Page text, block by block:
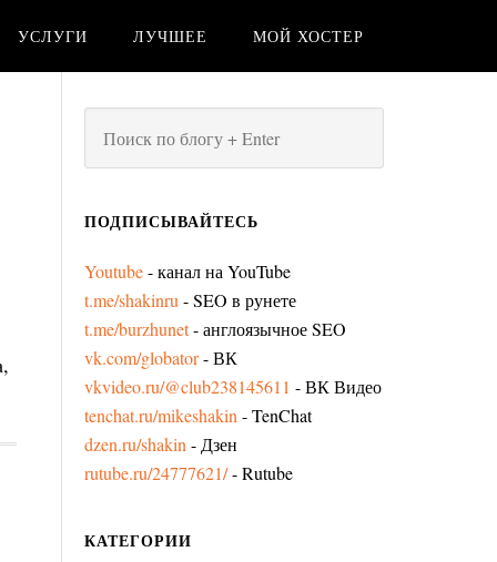
УСЛУГИ ЛУЧШЕЕ МОЙ ХОСТЕР
ПОДПИСЫВАЙТЕСЬ
Youtube- канал на YouTube
t.me/shakinru - SEO в рунете
t.me/burzhunet- англоязычное SEO
vk.com/globator- ВК
vkvideo.ru/@club238145611 - ВК Видео
tenchat.ru/mikeshakin - TenChat
dzen.ru/shakin - Дзен
rutube.ru/24777621/- Rutube
КАТЕГОРИИ